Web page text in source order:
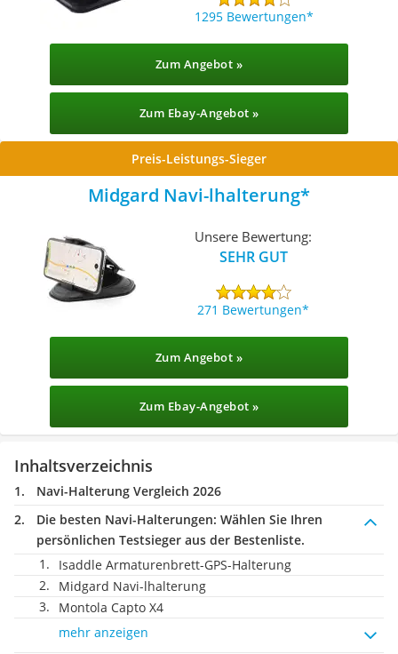
1295 Bewertungen
Zum Angebot »
Zum Ebay-Angebot »
Preis-Leistungs-Sieger
Midgard Navi-lhalterung
Unsere Bewertung:
SEHR GUT
271 Bewertungen
Zum Angebot »
Zum Ebay-Angebot »
Inhaltsverzeichnis
Navi-Halterung Vergleich 2026
Die besten Navi-Halterungen: Wählen Sie Ihren
persönlichen Testsieger aus der Bestenliste.
Isaddle Armaturenbrett-GPS-Halterung
Midgard Navi-lhalterung
Montola Capto X4
mehr anzeigen